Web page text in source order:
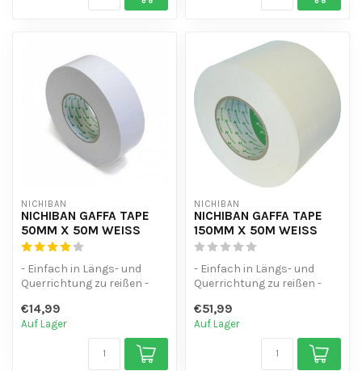
NICHIBAN
NICHIBAN GAFFA TAPE
50MM X 50M WEISS
- Einfach in Längs- und
Querrichtung zu reißen -
beim E...
€14,99
Auf Lager
NICHIBAN
NICHIBAN GAFFA TAPE
150MM X 50M WEISS
- Einfach in Längs- und
Querrichtung zu reißen -
beim E...
€51,99
Auf Lager